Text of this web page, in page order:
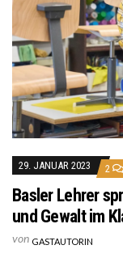
29. JANUAR 2023 2
Basler Lehrer
und Gewalt im
von GASTAUTORIN